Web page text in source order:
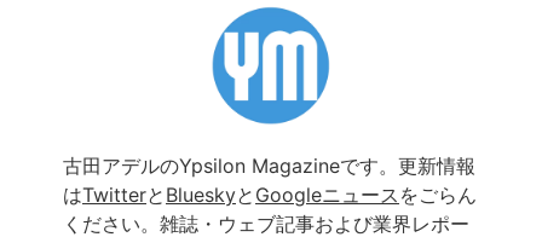
古田アデルのYpsilon Magazineです。更新情報
はTwitterと Blueskyと Googleニュース をごらん
ください。雑誌・ウェブ記事および業界レポー